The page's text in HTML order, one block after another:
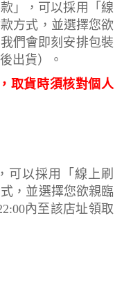
」，可以採用「線
方式，並選擇您欲
們會即刻安排包裝
出貨）。
取貨時須核對個人
可以採用「線上刷
，並選擇您欲親臨
內至該店址領取